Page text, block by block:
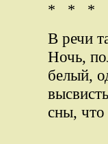
* * *
В речи
Ночь,
белый,
сны, что